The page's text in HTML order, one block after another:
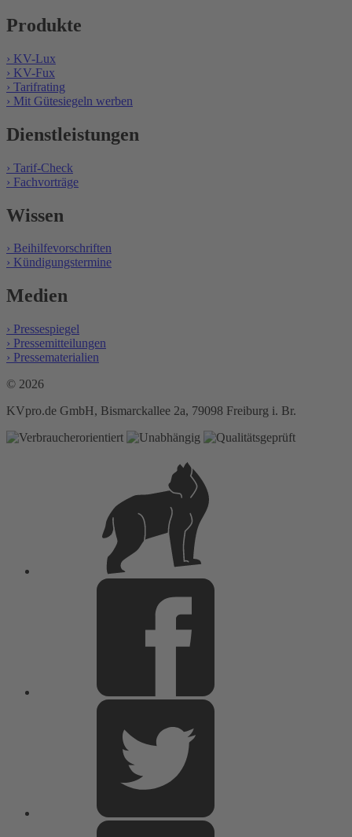
Produkte
› KV-Lux
› KV-Fux
› Tarifrating
› Mit Gütesiegeln werben
Dienstleistungen
› Tarif-Check
› Fachvorträge
Wissen
› Beihilfevorschriften
› Kündigungstermine
Medien
› Pressespiegel
› Pressemitteilungen
› Pressematerialien
© 2026
KVpro.de GmbH, Bismarckallee 2a, 79098 Freiburg i. Br.